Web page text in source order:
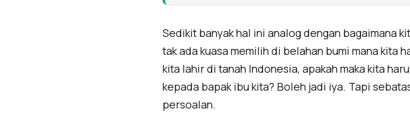
Sedikit banyak hal ini analog dengan bagaimana
tak ada kuasa memilih di belahan bumi mana kita
kita lahir di tanah Indonesia, apakah maka kita
kepada bapak ibu kita? Boleh jadi iya. Tapi
persoalan.